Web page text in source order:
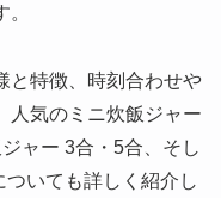
と特徴、時刻合わせや
人気のミニ炊飯ジャー
ャー 3合・5合、そし
いても詳しく紹介し